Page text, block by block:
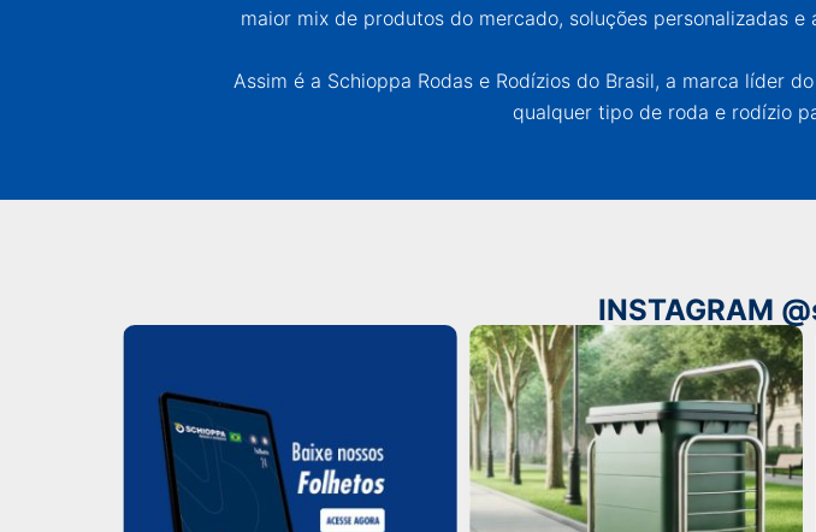
maior mix de produtos do mercado, soluções personalizadas
Assim é a Schioppa Rodas e Rodízios do Brasil, a marca líder
qualquer tipo de roda e rodízio
INSTAGRAM